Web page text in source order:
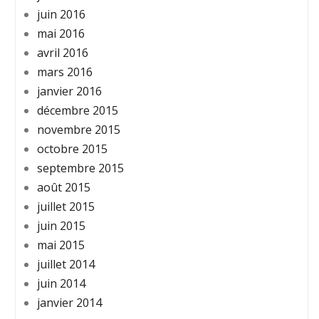
juin 2016
mai 2016
avril 2016
mars 2016
janvier 2016
décembre 2015
novembre 2015
octobre 2015
septembre 2015
août 2015
juillet 2015
juin 2015
mai 2015
juillet 2014
juin 2014
janvier 2014